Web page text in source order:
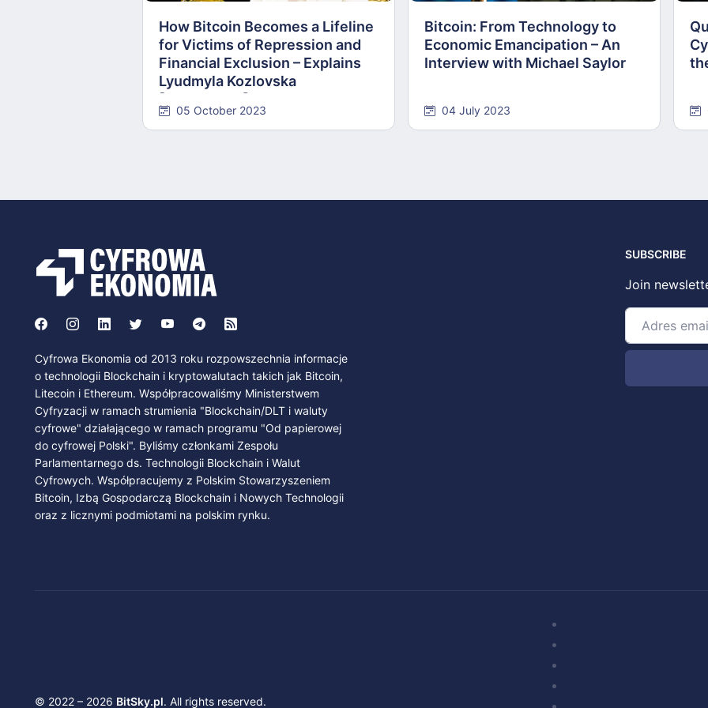
How Bitcoin Becomes a Lifeline
for Victims of Repression and
Financial Exclusion – Explains
Lyudmyla Kozlovska
05 October 2023
Bitcoin: From Technology to
Economic Emancipation – An
Interview with Michael Saylor
04 July 2023
Cyfrowa Ekonomia od 2013 roku rozpowszechnia informacje
o technologii Blockchain i kryptowalutach takich jak Bitcoin,
Litecoin i Ethereum. Współpracowaliśmy Ministerstwem
Cyfryzacji w ramach strumienia "Blockchain/DLT i waluty
cyfrowe" działającego w ramach programu "Od papierowej
do cyfrowej Polski". Byliśmy członkami Zespołu
Parlamentarnego ds. Technologii Blockchain i Walut
Cyfrowych. Współpracujemy z Polskim Stowarzyszeniem
Bitcoin, Izbą Gospodarczą Blockchain i Nowych Technologii
oraz z licznymi podmiotami na polskim rynku.
SUBSCRIBE
Join
© 2022 – 2026 BitSky.pl. All rights reserved.